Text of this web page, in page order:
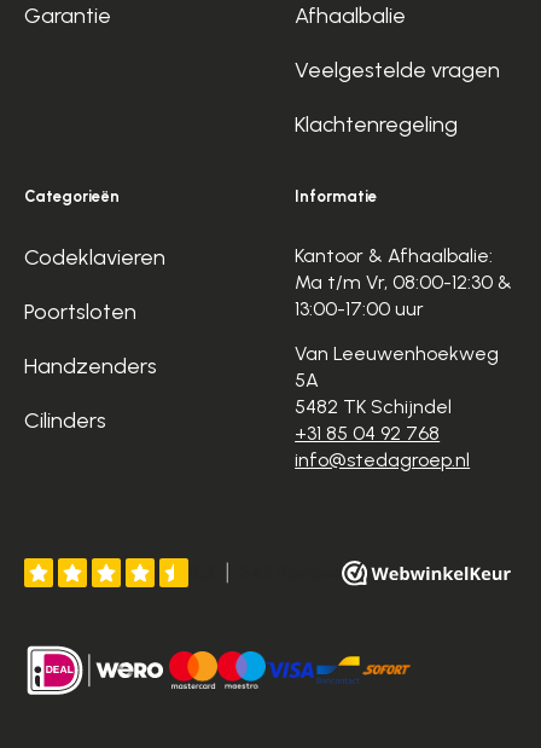
Garantie Afhaalbalie
Veelgestelde vragen
Klachtenregeling
Categorieën
Codeklavieren
Poortsloten
Handzenders
Cilinders
Informatie
Kantoor & Afhaalbalie:
Ma t/m Vr, 08:00-12:30 &
13:00-17:00 uur
Van Leeuwenhoekweg
5A
5482 TK Schijndel
+31 85 04 92 768
info@stedagroep.nl